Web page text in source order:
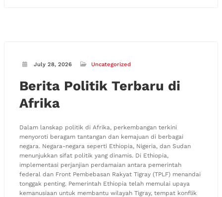
July 28, 2026 Uncategorized
Berita Politik Terbaru di
Afrika
Dalam lanskap politik di Afrika, perkembangan terkini
menyoroti beragam tantangan dan kemajuan di berbagai
negara. Negara-negara seperti Ethiopia, Nigeria, dan Sudan
menunjukkan sifat politik yang dinamis. Di Ethiopia,
implementasi perjanjian perdamaian antara pemerintah
federal dan Front Pembebasan Rakyat Tigray (TPLF) menandai
tonggak penting. Pemerintah Ethiopia telah memulai upaya
kemanusiaan untuk membantu wilayah Tigray, tempat konflik